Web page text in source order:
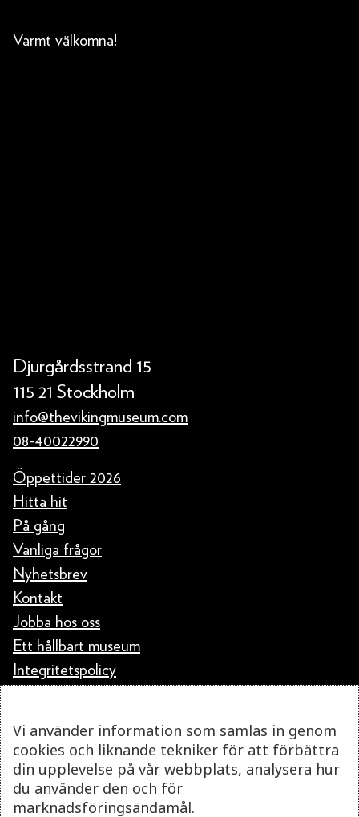
Varmt välkomna!
Djurgårdsstrand 15
115 21 Stockholm
info@thevikingmuseum.com
08-40022990
Öppettider 2026
Hitta hit
På gång
Vanliga frågor
Nyhetsbrev
Kontakt
Jobba hos oss
Ett hållbart museum
Integritetspolicy
Vi använder information som samlas in genom
cookies och liknande tekniker för att förbättra
din upplevelse på vår webbplats, analysera hur
du använder den och för
marknadsföringsändamål.